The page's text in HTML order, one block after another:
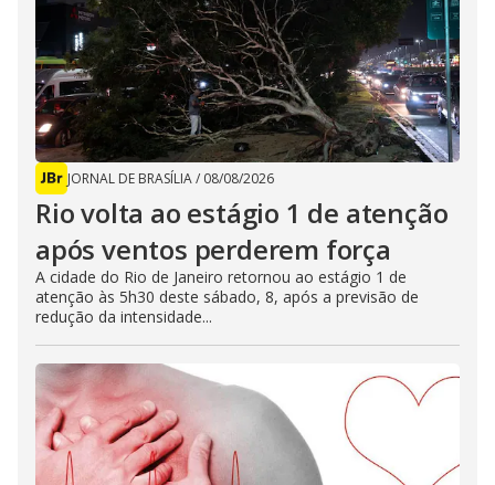
JORNAL DE BRASÍLIA/ 08/08/2026
Rio volta ao estágio 1 de atenção
após ventos perderem força
A cidade do Rio de Janeiro retornou ao estágio 1 de
atenção às 5h30 deste sábado, 8, após a previsão de
redução da intensidade...